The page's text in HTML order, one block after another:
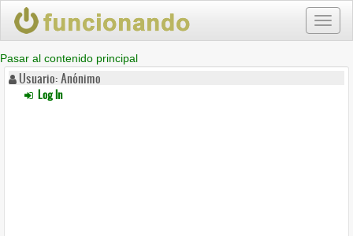
Pasar al contenido principal
Usuario: Anónimo
Log In